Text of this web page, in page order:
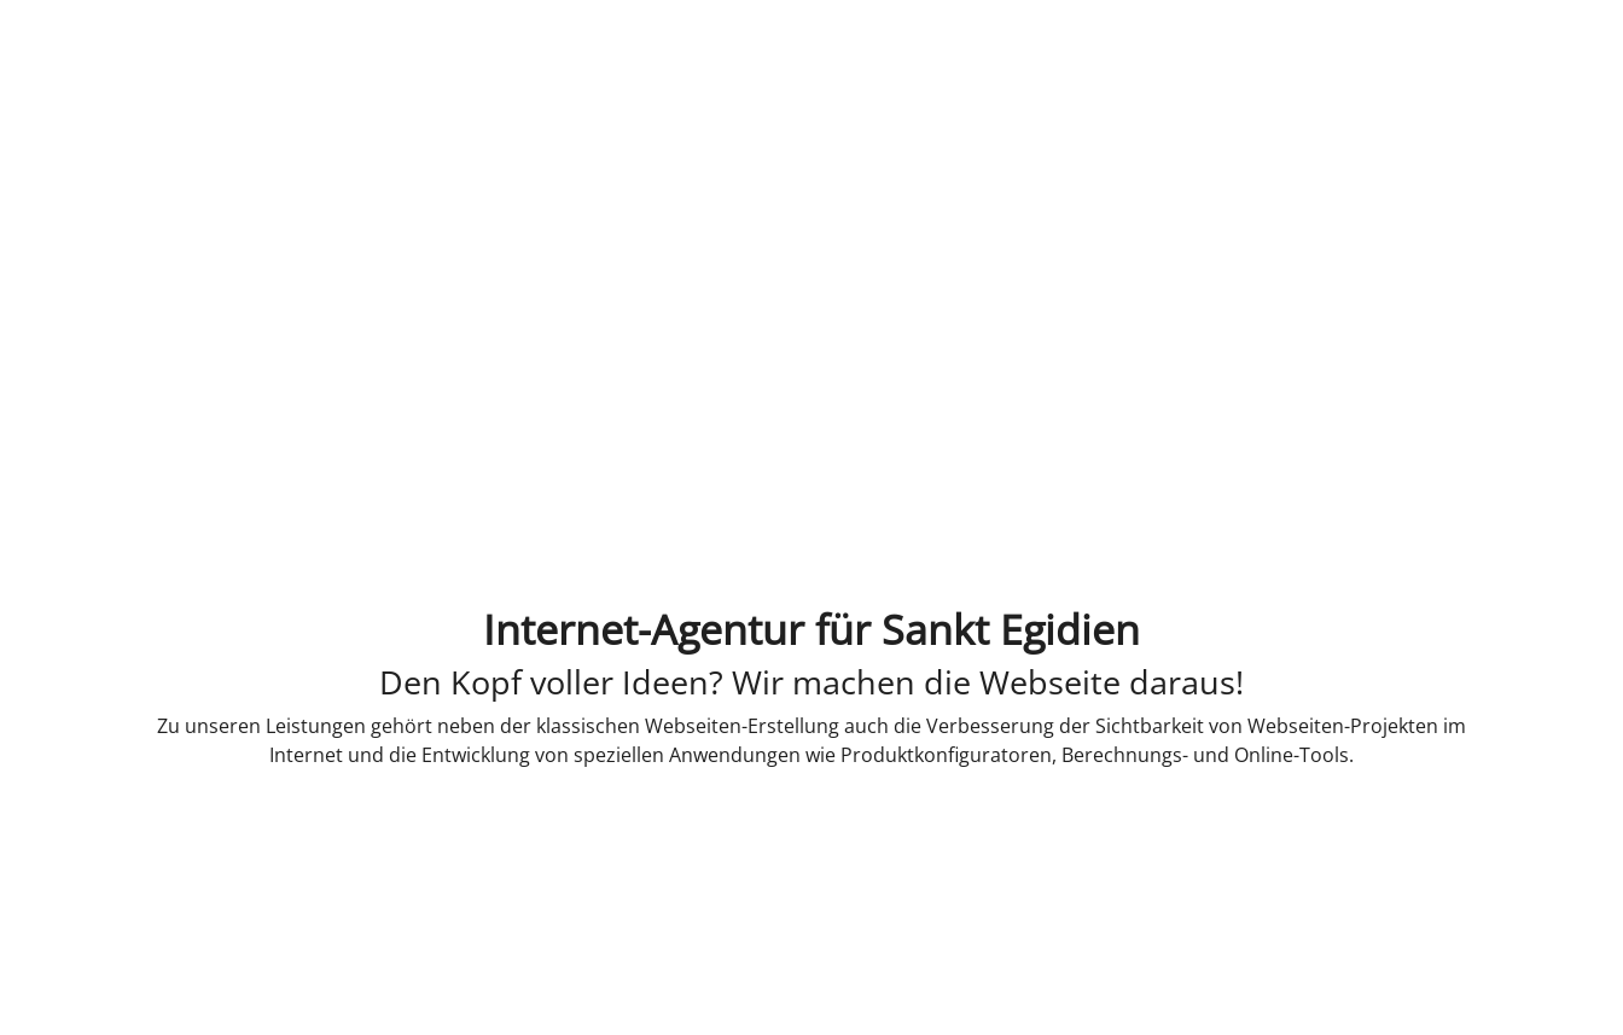
Internet-Agentur für Sankt Egidien
Den Kopf voller Ideen? Wir machen die Webseite daraus!
Zu unseren Leistungen gehört neben der klassischen Webseiten-Erstellung auch die Verbesserung der Sichtbarkeit von Webseiten-Projekten im
Internet und die Entwicklung von speziellen Anwendungen wie Produktkonfiguratoren, Berechnungs- und Online-Tools.